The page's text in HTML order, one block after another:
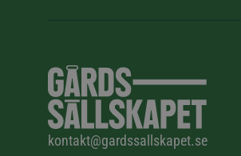
kontakt@gardssallskapet.se